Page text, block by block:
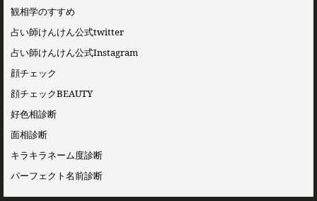
観相学のすすめ
占い師けんけん公式twitter
占い師けんけん公式Instagram
顔チェック
顔チェックBEAUTY
好色相診断
面相診断
キラキラネーム度診断
パーフェクト名前診断